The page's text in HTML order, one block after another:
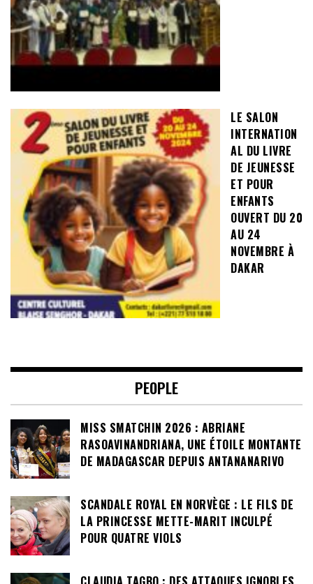
LE SALON
INTERNATION
AL DU LIVRE
DE JEUNESSE
ET POUR
ENFANTS
OUVERT DU 20
AU 24
NOVEMBRE À
DAKAR
PEOPLE
MISS SMATCHIN 2026 : ABRIANE
RASOAVINANDRIANA, UNE ÉTOILE MONTANTE
DE MADAGASCAR DEPUIS ANTANANARIVO
SCANDALE ROYAL EN NORVÈGE : LE FILS DE
LA PRINCESSE METTE-MARIT INCULPÉ
POUR QUATRE VIOLS